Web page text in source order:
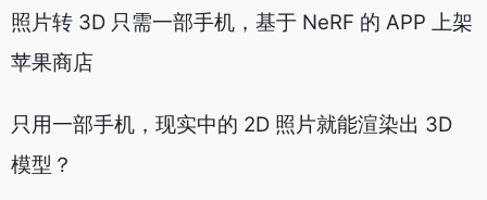
照片转 3D 只需一部手机，基于 NeRF 的 APP 上架
苹果商店
只用一部手机，现实中的 2D 照片就能渲染出 3D
模型？